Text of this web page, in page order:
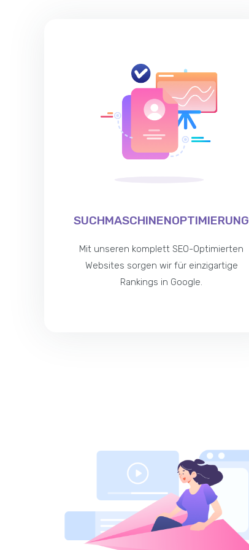
SUCHMASCHINENOPTIMIERUNG
Mit unseren komplett SEO-Optimierten
Websites sorgen wir für einzigartige
Rankings in Google.